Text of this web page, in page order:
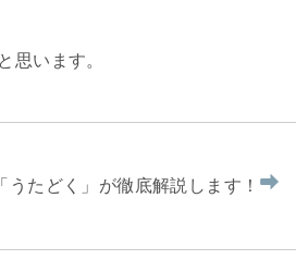
思います。
たどく」が徹底解説します！